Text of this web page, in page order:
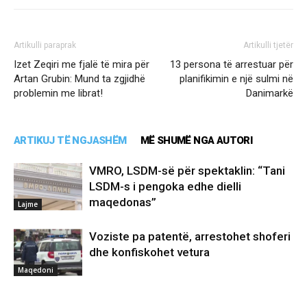
Artikulli paraprak
Izet Zeqiri me fjalë të mira për
Artan Grubin: Mund ta zgjidhë
problemin me librat!
Artikulli tjetër
13 persona të arrestuar për
planifikimin e një sulmi në
Danimarkë
ARTIKUJ TË NGJASHËM MË SHUMË NGA AUTORI
Lajme
VMRO, LSDM-së për spektaklin: “Tani
LSDM-s i pengoka edhe dielli
maqedonas”
Maqedoni
Voziste pa patentë, arrestohet shoferi
dhe konfiskohet vetura